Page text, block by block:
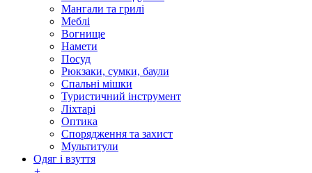
Мангали та грилі
Меблі
Вогнище
Намети
Посуд
Рюкзаки, сумки, баули
Спальні мішки
Туристичний інструмент
Ліхтарі
Оптика
Спорядження та захист
Мультитули
Одяг і взуття